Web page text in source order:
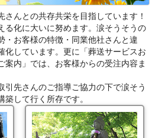
んとの共存共栄を目指しています！
る化に大いに努めます。涙そうそうの
・お客様の特徴・同業他社さんと違
化しています。更に「葬送サービスお
案内」では、お客様からの受注内容ま
引先さんのご指導ご協力の下で涙そう
して行く所存です。